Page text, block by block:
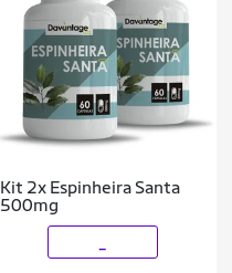
Kit 2x Espinheira Santa
500mg